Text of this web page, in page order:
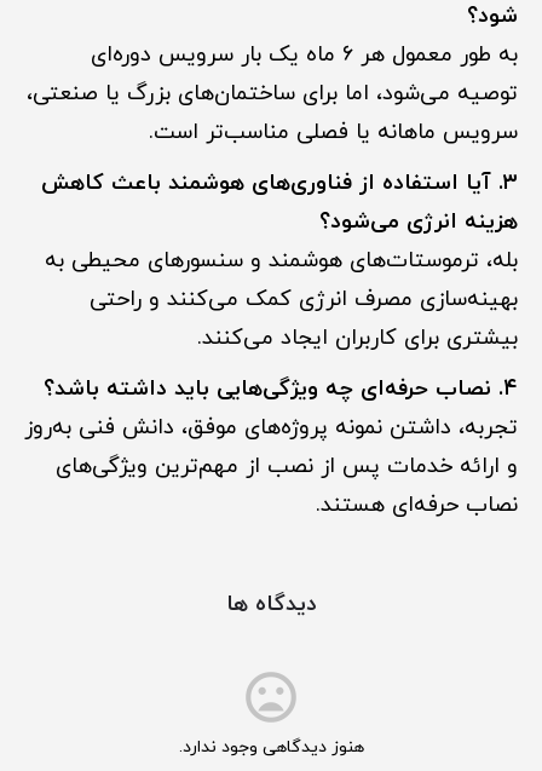
شود؟
به طور معمول هر ۶ ماه یک بار سرویس دوره‌ای
توصیه می‌شود، اما برای ساختمان‌های بزرگ یا صنعتی،
سرویس ماهانه یا فصلی مناسب‌تر است.
۳. آیا استفاده از فناوری‌های هوشمند باعث کاهش
هزینه انرژی می‌شود؟
بله، ترموستات‌های هوشمند و سنسورهای محیطی به
بهینه‌سازی مصرف انرژی کمک می‌کنند و راحتی
بیشتری برای کاربران ایجاد می‌کنند.
۴. نصاب حرفه‌ای چه ویژگی‌هایی باید داشته باشد؟
تجربه، داشتن نمونه پروژه‌های موفق، دانش فنی به‌روز
و ارائه خدمات پس از نصب از مهم‌ترین ویژگی‌های
نصاب حرفه‌ای هستند.
دیدگاه ها
هنوز دیدگاهی وجود ندارد.